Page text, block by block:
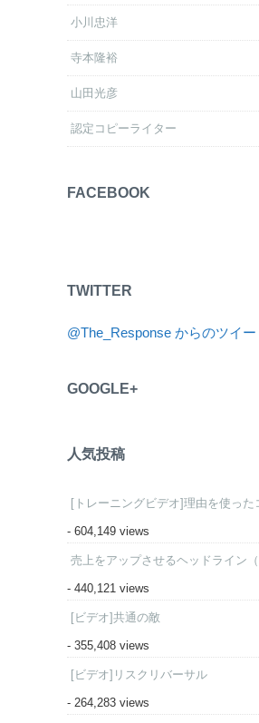
小川忠洋
寺本隆裕
山田光彦
認定コピーライター
FACEBOOK
TWITTER
@The_Response からのツイー
GOOGLE+
人気投稿
[トレーニングビデオ]理由を使った
- 604,149 views
売上をアップさせるヘッドライン（
- 440,121 views
[ビデオ]共通の敵
- 355,408 views
[ビデオ]リスクリバーサル
- 264,283 views